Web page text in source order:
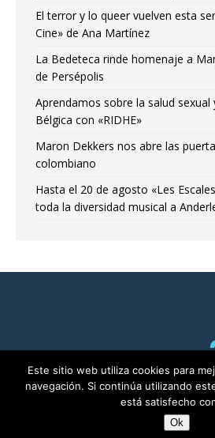
El terror y lo queer vuelven esta
Cine» de Ana Martínez
La Bedeteca rinde homenaje a
de Persépolis
Aprendamos sobre la salud sexual
Bélgica con «RIDHE»
Maron Dekkers nos abre las
colombiano
Hasta el 20 de agosto «Les
toda la diversidad musical a
RADIO ALMA©2011-2025 | Bruselas
Este sitio web utiliza cookies para
navegación. Si continúa utilizando
está satisfecho
Ok